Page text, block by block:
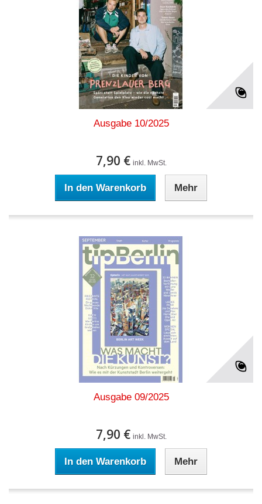
Ausgabe 10/2025
7,90 € inkl. MwSt.
In den Warenkorb Mehr
Ausgabe 09/2025
7,90 € inkl. MwSt.
In den Warenkorb Mehr